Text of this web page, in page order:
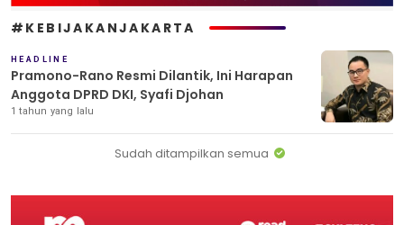
#KEBIJAKANJAKARTA
HEADLINE
Pramono-Rano Resmi Dilantik, Ini Harapan
Anggota DPRD DKI, Syafi Djohan
1 tahun yang lalu
Sudah ditampilkan semua